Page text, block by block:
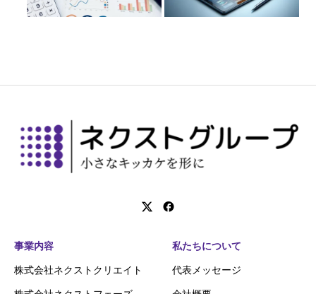
事業内容
株式会社ネクストクリエイト
私たちについて
代表メッセージ